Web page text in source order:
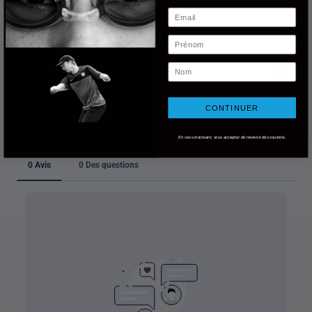
Retours
Charte des grandeurs
Email
Prénom
Nom
CONTINUER
En vous inscrivant, vous acceptez de recevoir des courriels.